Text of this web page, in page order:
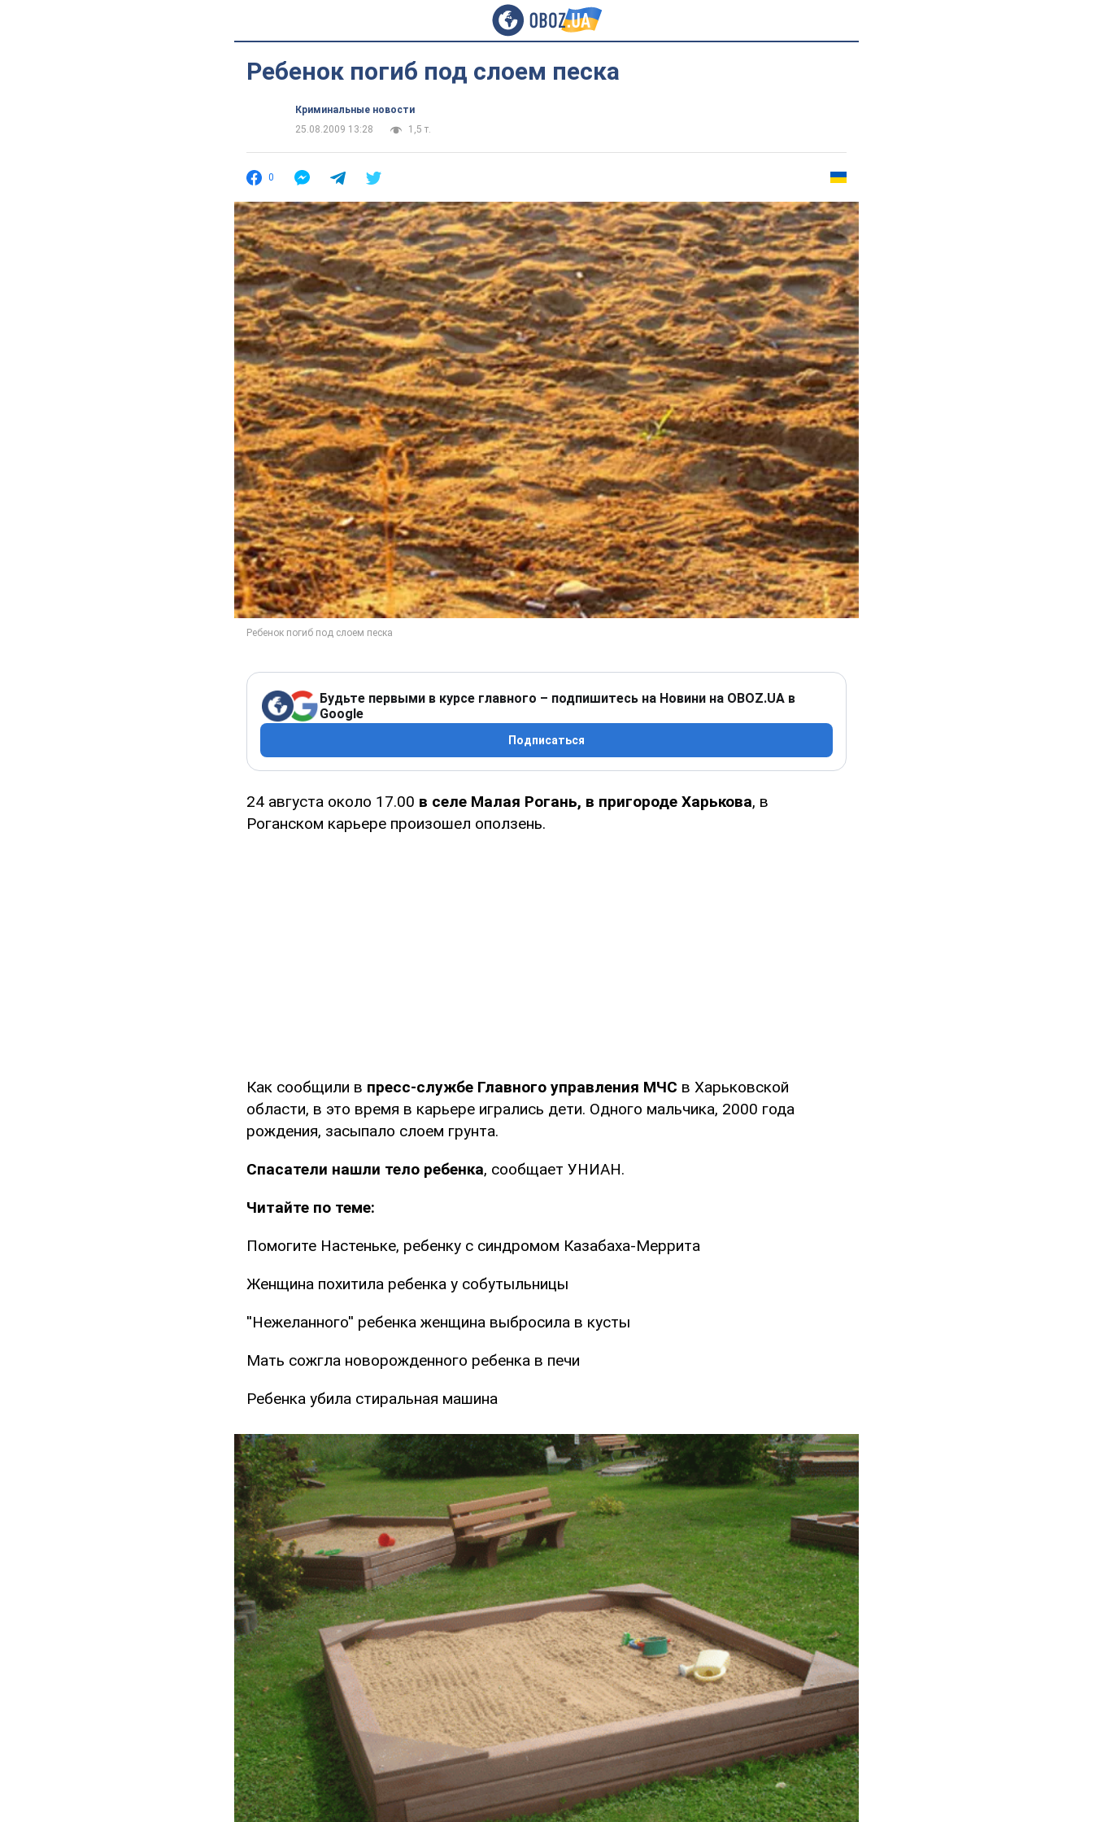
Ребенок погиб под слоем песка
Криминальные новости
25.08.2009 13:28
1,5 т.
0
Будьте первыми в курсе главного – подпишитесь на Новини на OBOZ.UA в
Google
Подписаться
24 августа около 17.00 в селе Малая Рогань, в пригороде Харькова, в
Роганском карьере произошел оползень.
Как сообщили в пресс-службе Главного управления МЧС в Харьковской
области, в это время в карьере игрались дети. Одного мальчика, 2000 года
рождения, засыпало слоем грунта.
Спасатели нашли тело ребенка, сообщает УНИАН.
Читайте по теме:
Помогите Настеньке, ребенку с синдромом Казабаха-Меррита
Женщина похитила ребенка у собутыльницы
''Нежеланного'' ребенка женщина выбросила в кусты
Мать сожгла новорожденного ребенка в печи
Ребенка убила стиральная машина